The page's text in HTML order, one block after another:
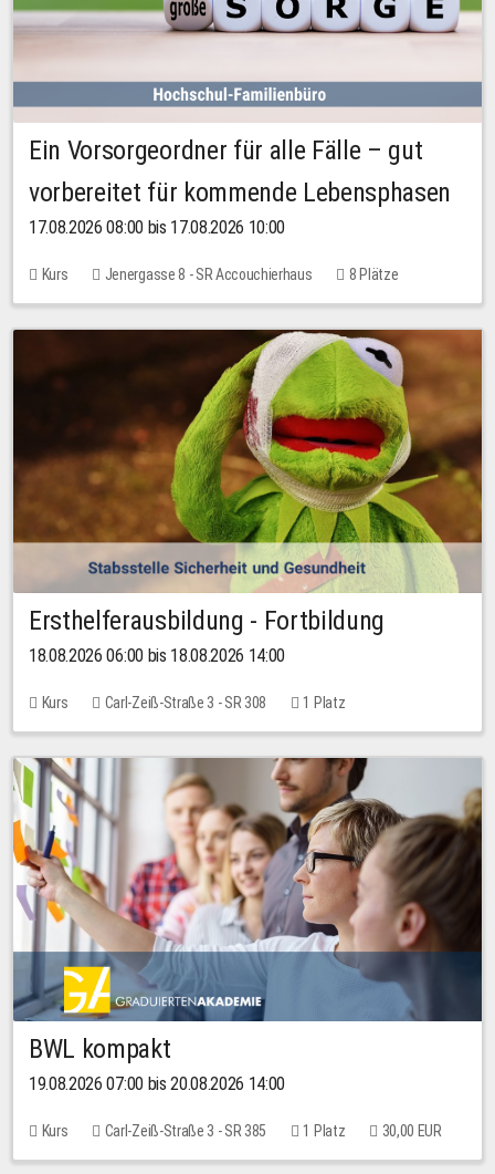
Ein Vorsorgeordner für alle Fälle – gut
vorbereitet für kommende Lebensphasen
17.08.2026 08:00 bis 17.08.2026 10:00
Kurs Jenergasse 8 - SR Accouchierhaus 8 Plätze
Ersthelferausbildung - Fortbildung
18.08.2026 06:00 bis 18.08.2026 14:00
Kurs Carl-Zeiß-Straße 3 - SR 308 1 Platz
BWL kompakt
19.08.2026 07:00 bis 20.08.2026 14:00
Kurs Carl-Zeiß-Straße 3 - SR 385 1 Platz 30,00 EUR